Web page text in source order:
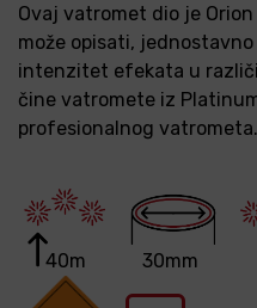
Ovaj vatromet dio je
može opisati,
intenzitet efekata u
čine vatromete iz
profesionalnog vatrometa.
40m 30mm